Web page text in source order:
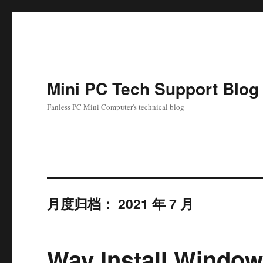
Mini PC Tech Support Blog
Fanless PC Mini Computer's technical blog
月度归档：2021 年 7 月